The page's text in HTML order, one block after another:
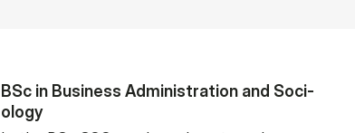
BSc in Busi­ness Ad­min­is­tra­tion and So­ci­
ology